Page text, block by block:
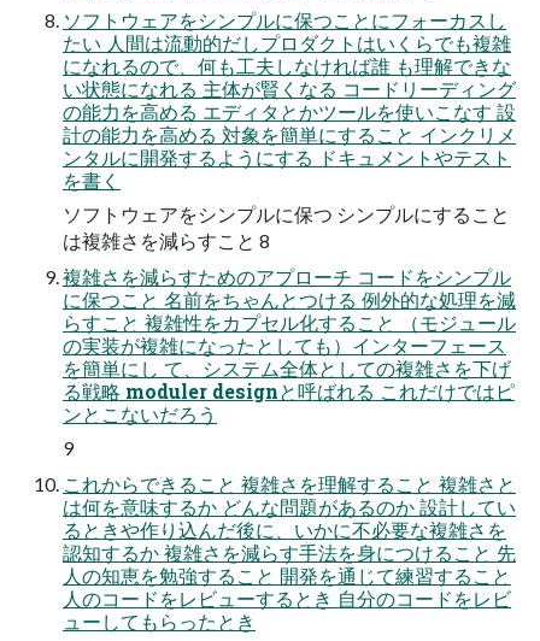
ソフトウェアをシンプルに保つことにフォーカスし
たい 人間は流動的だしプロダクトはいくらでも複雑
になれるので、何も工夫しなければ誰 も理解できな
い状態になれる 主体が賢くなる コードリーディング
の能力を高める エディタとかツールを使いこなす 設
計の能力を高める 対象を簡単にすること インクリメ
ンタルに開発するようにする ドキュメントやテスト
を書く
ソフトウェアをシンプルに保つ シンプルにすること
は複雑さを減らすこと 8
複雑さを減らすためのアプローチ コードをシンプル
に保つこと 名前をちゃんとつける 例外的な処理を減
らすこと 複雑性をカプセル化すること （モジュール
の実装が複雑になったとしても）インターフェース
を簡単にし て、システム全体としての複雑さを下げ
る戦略 moduler designと呼ばれる これだけではピ
ンとこないだろう
9
これからできること 複雑さを理解すること 複雑さと
は何を意味するか どんな問題があるのか 設計してい
るときや作り込んだ後に、いかに不必要な複雑さを
認知するか 複雑さを減らす手法を身につけること 先
人の知恵を勉強すること 開発を通じて練習すること
人のコードをレビューするとき 自分のコードをレビ
ューしてもらったとき